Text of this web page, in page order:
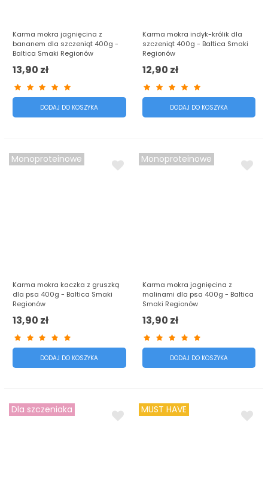
Karma mokra jagnięcina z
bananem dla szczeniąt 400g -
Baltica Smaki Regionów
13,90 zł
DODAJ DO KOSZYKA
Karma mokra indyk-królik dla
szczeniąt 400g - Baltica Smaki
Regionów
12,90 zł
DODAJ DO KOSZYKA
Monoproteinowe
Karma mokra kaczka z gruszką
dla psa 400g - Baltica Smaki
Regionów
13,90 zł
DODAJ DO KOSZYKA
Monoproteinowe
Karma mokra jagnięcina z
malinami dla psa 400g - Baltica
Smaki Regionów
13,90 zł
DODAJ DO KOSZYKA
Dla szczeniaka MUST HAVE